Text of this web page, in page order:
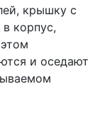
крышку с
корпус,
и оседают